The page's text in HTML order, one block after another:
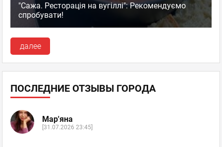
"Сажа. Ресторація на вугіллі": Рекомендуємо
спробувати!
далее
ПОСЛЕДНИЕ ОТЗЫВЫ ГОРОДА
Мар'яна
[31.07.2026 23:45]